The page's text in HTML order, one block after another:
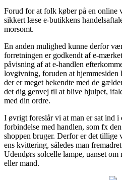
Forud for at folk køber på en online
sikkert læse e-butikkens
morsomt.
En anden mulighed kunne derfor
forretningen er godkendt af e-
påvisning af at e-handlen
lovgivning, foruden at hjemmesiden
der er meget bekendte med de
det dig genvej til at blive hjulpet,
med din ordre.
I øvrigt foreslår vi at man er sat ind i
forbindelse med handlen, som fx
shoppen bruger. Derfor er det tillige
ens kvittering, således man
Udendørs solcelle lampe, uanset
eller mand.